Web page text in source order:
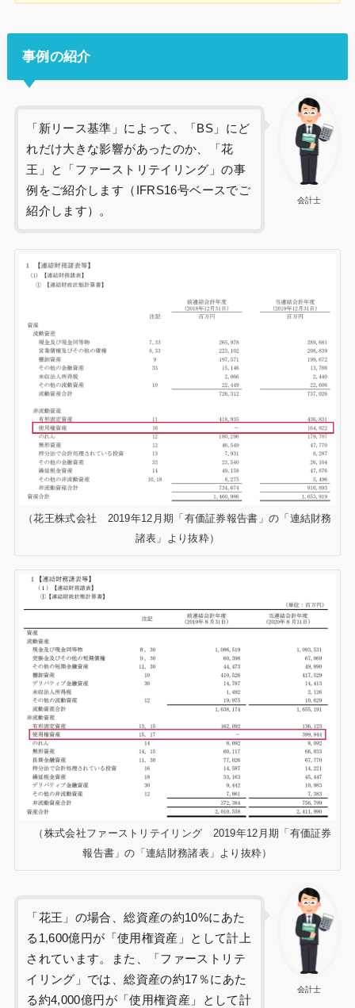
事例の紹介
会計士
「新リース基準」によって、「BS」にど
れだけ大きな影響があったのか、「花
王」と「ファーストリテイリング」の事
例をご紹介します（IFRS16号ベースでご
紹介します）。
（花王株式会社 2019年12月期「有価証券報告書」の「連結財務
諸表」より抜粋）
（株式会社ファーストリテイリング 2019年12月期「有価証券
報告書」の「連結財務諸表」より抜粋）
会計士
「花王」の場合、総資産の約10%にあた
る1,600億円が「使用権資産」として計上
されています。また、「ファーストリテ
イリング」では、総資産の約17％にあた
る約4,000億円が「使用権資産」として計